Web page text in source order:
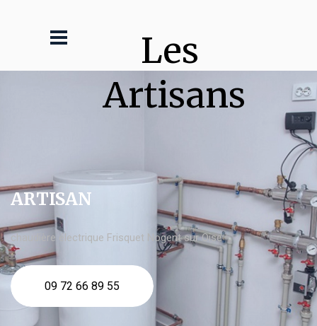
Les
Artisans
ARTISAN
chaudière électrique Frisquet Nogent sur Oise
09 72 66 89 55